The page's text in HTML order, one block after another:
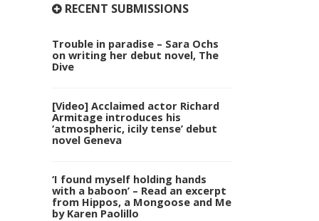
RECENT SUBMISSIONS
Trouble in paradise – Sara Ochs
on writing her debut novel, The
Dive
[Video] Acclaimed actor Richard
Armitage introduces his
‘atmospheric, icily tense’ debut
novel Geneva
‘I found myself holding hands
with a baboon’ – Read an excerpt
from Hippos, a Mongoose and Me
by Karen Paolillo